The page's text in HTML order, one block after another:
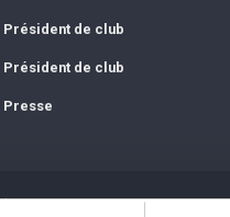
Président de club
Président de club
Presse
à jour les informations